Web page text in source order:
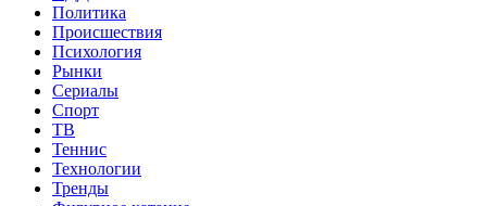
Политика
Происшествия
Психология
Рынки
Сериалы
Спорт
ТВ
Теннис
Технологии
Тренды